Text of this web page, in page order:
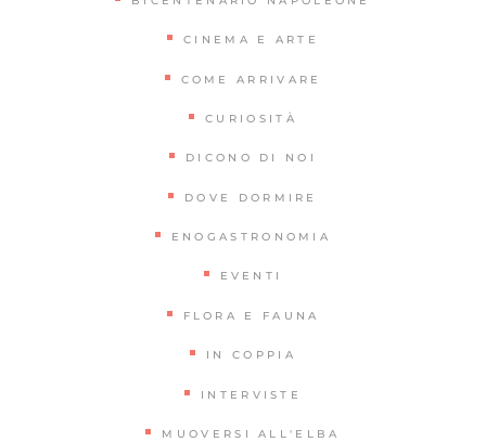
CINEMA E ARTE
COME ARRIVARE
CURIOSITÀ
DICONO DI NOI
DOVE DORMIRE
ENOGASTRONOMIA
EVENTI
FLORA E FAUNA
IN COPPIA
INTERVISTE
MUOVERSI ALL'ELBA